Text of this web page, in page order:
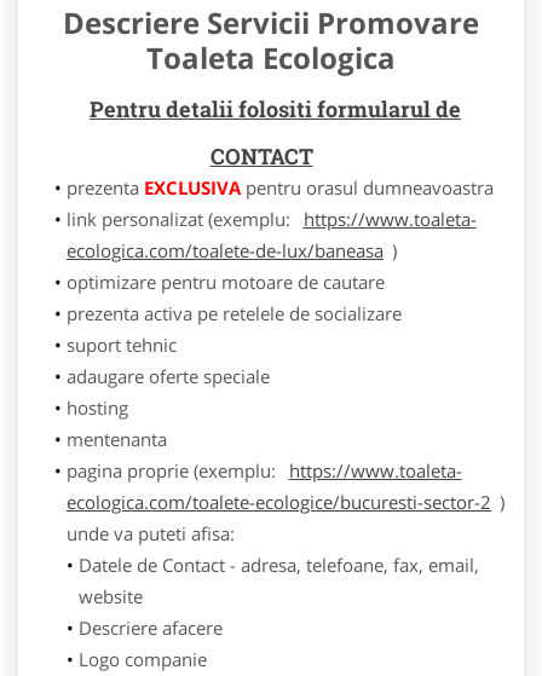
Descriere Servicii Promovare
Toaleta Ecologica
Pentru detalii folositi formularul de
CONTACT
prezenta EXCLUSIVApentru orasul dumneavoastra
link personalizat (exemplu:
https://www.toaleta-
ecologica.com/toalete-de-lux/baneasa )
optimizare pentru motoare de cautare
prezenta activa pe retelele de socializare
suport tehnic
adaugare oferte speciale
hosting
mentenanta
pagina proprie (exemplu:
https://www.toaleta-
ecologica.com/toalete-ecologice/bucuresti-sector-2 )
unde va puteti afisa:
Datele de Contact - adresa, telefoane, fax, email,
website
Descriere afacere
Logo companie